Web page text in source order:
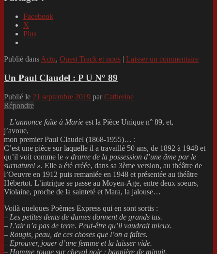
Facebook
X
Plus
Publié dansActu, Ouest Track et nous | Laisser un commentaire
Un Paul Claudel : P U N° 89
Publié le 21 septembre 2019 par Catherine
Répondre
L’annonce faîte à Marie est la Pièce Unique n° 89, et,
j’avoue,
mon premier Paul Claudel (1868-1955)… :
C’est une pièce sur laquelle il a travaillé 50 ans, de 1892 à 1948 et
qu’il voit comme le « drame de la possession d’une âme par le
surnaturel ». Elle a été créée, dans sa 3ème version, au théâtre de
l’Oeuvre en 1912 puis remaniée en 1948 et présentée au théâtre
Hébertot. L’intrigue se passe au Moyen-Age, entre deux soeurs,
Violaine, proche de la sainteté et Mara, la jalouse…
Voilà quelques Poèmes Express qui en sont sortis :
– Les petites dents de dames donnent de grands tas.
– L’air n’a pas de terre. Peut-être qu’il vaudrait mieux.
– Rougis, peau, de ces choses que l’on a faîtes.
– Eprouver, jouer d’une femme et la laisser vide.
– Homme rouge sur cheval noir : bannière de minuit.